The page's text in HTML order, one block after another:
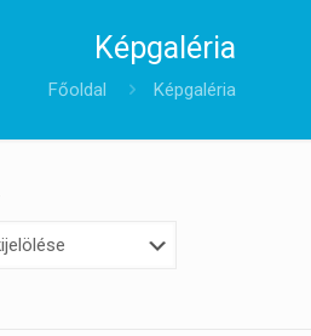
Képgaléria
Főoldal Képgaléria